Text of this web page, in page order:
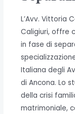
L’Avv. Vittoria
Caligiuri, offre
in fase di
Italiana degli
di Ancona. Lo
della crisi
matrimoniale,